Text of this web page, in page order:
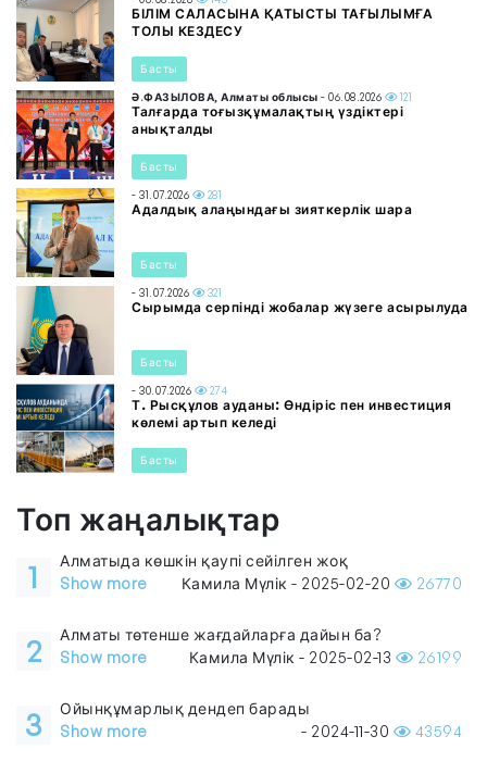
БІЛІМ САЛАСЫНА ҚАТЫСТЫ ТАҒЫЛЫМҒА
ТОЛЫ КЕЗДЕСУ
Басты
Ә.ФАЗЫЛОВА, Алматы облысы - 06.08.2026 121
Талғарда тоғызқұмалақтың үздіктері
анықталды
Басты
- 31.07.2026 281
Адалдық алаңындағы зияткерлік шара
Басты
- 31.07.2026 321
Сырымда серпінді жобалар жүзеге асырылуда
Басты
- 30.07.2026 274
Т. Рысқұлов ауданы: Өндіріс пен инвестиция
көлемі артып келеді
Басты
Топ жаңалықтар
1
Алматыда көшкін қаупі сейілген жоқ
Show more
Камила Мүлік - 2025-02-20 26770
2
Алматы төтенше жағдайларға дайын ба?
Show more
Камила Мүлік - 2025-02-13 26199
3
Ойынқұмарлық дендеп барады
Show more
- 2024-11-30 43594